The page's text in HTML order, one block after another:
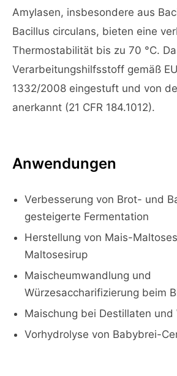
Amylasen, insbesondere aus
Bacillus circulans, bieten eine
Thermostabilität bis zu 70 °C.
Verarbeitungshilfsstoff gemäß
1332/2008 eingestuft und von
anerkannt (21 CFR 184.1012).
Anwendungen
Verbesserung von Brot- und
gesteigerte Fermentation
Herstellung von Mais-
Maltosesirup
Maischeumwandlung und
Würzesaccharifizierung beim
Maischung bei Destillaten und
Vorhydrolyse von Babybrei-